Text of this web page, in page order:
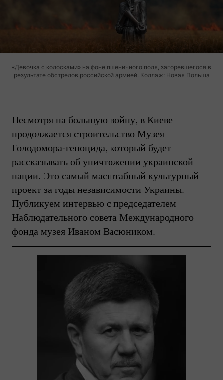
«Девочка с колосками» на фоне пшеничного поля, загоревшегося в
результате обстрелов российской армией. Коллаж: Новая Польша
Несмотря на большую войну, в Киеве
продолжается строительство Музея
Голодомора-геноцида, который будет
рассказывать об уничтожении украинской
нации. Это самый масштабный культурный
проект за годы независимости Украины.
Публикуем интервью с председателем
Наблюдательного совета Международного
фонда музея Иваном Васюником.